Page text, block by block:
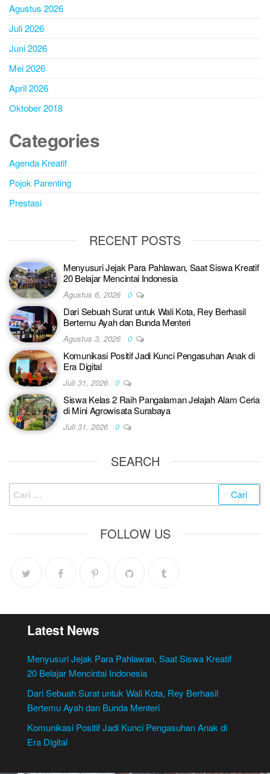
Agustus 2026
Juli 2026
Juni 2026
Mei 2026
April 2026
Oktober 2018
Categories
Agenda Kreatif
Pojok Parenting
Prestasi
RECENT POSTS
Menyusuri Jejak Para Pahlawan, Saat Siswa Kreatif
20 Belajar Mencintai Indonesia
Agustus 6, 2026 0
Dari Sebuah Surat untuk Wali Kota, Rey Berhasil
Bertemu Ayah dan Bunda Menteri
Agustus 3, 2026 0
Komunikasi Positif Jadi Kunci Pengasuhan Anak di
Era Digital
Juli 31, 2026 0
Siswa Kelas 2 Raih Pangalaman Jelajah Alam Ceria
di Mini Agrowisata Surabaya
Juli 31, 2026 0
SEARCH
FOLLOW US
Latest News
Menyusuri Jejak Para Pahlawan, Saat Siswa Kreatif
20 Belajar Mencintai Indonesia
Dari Sebuah Surat untuk Wali Kota, Rey Berhasil
Bertemu Ayah dan Bunda Menteri
Komunikasi Positif Jadi Kunci Pengasuhan Anak di
Era Digital